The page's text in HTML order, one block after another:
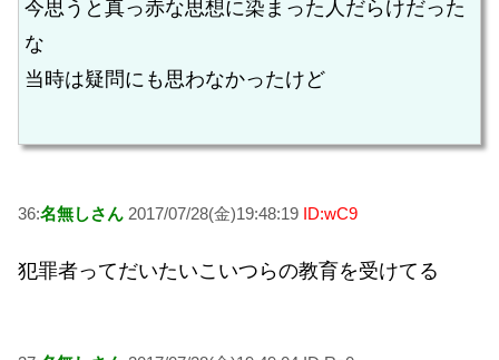
今思うと真っ赤な思想に染まった人だらけだった
な
当時は疑問にも思わなかったけど
36:名無しさん 2017/07/28(金)19:48:19 ID:wC9
犯罪者ってだいたいこいつらの教育を受けてる